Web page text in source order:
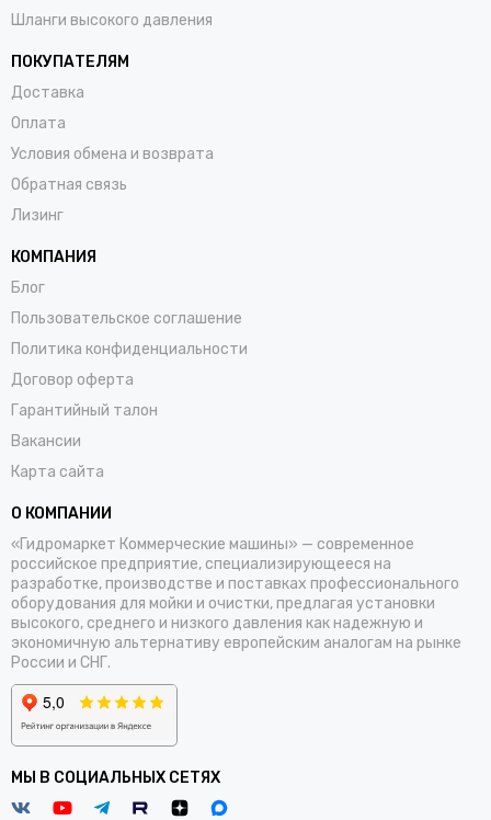
Шланги высокого давления
ПОКУПАТЕЛЯМ
Доставка
Оплата
Условия обмена и возврата
Обратная связь
Лизинг
КОМПАНИЯ
Блог
Пользовательское соглашение
Политика конфиденциальности
Договор оферта
Гарантийный талон
Вакансии
Карта сайта
О КОМПАНИИ
«Гидромаркет Коммерческие машины» — современное
российское предприятие, специализирующееся на
разработке, производстве и поставках профессионального
оборудования для мойки и очистки, предлагая установки
высокого, среднего и низкого давления как надежную и
экономичную альтернативу европейским аналогам на рынке
России и СНГ.
МЫ В СОЦИАЛЬНЫХ СЕТЯХ